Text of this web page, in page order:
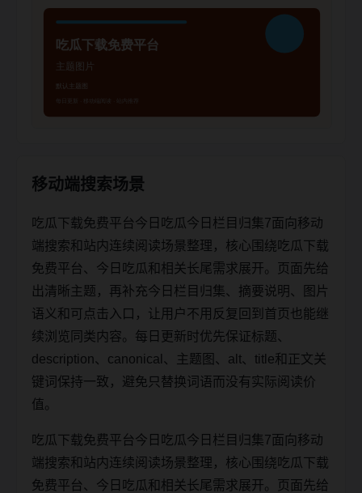
移动端搜索场景
吃瓜下载免费平台今日吃瓜今日栏目归集7面向移动
端搜索和站内连续阅读场景整理，核心围绕吃瓜下载
免费平台、今日吃瓜和相关长尾需求展开。页面先给
出清晰主题，再补充今日栏目归集、摘要说明、图片
语义和可点击入口，让用户不用反复回到首页也能继
续浏览同类内容。每日更新时优先保证标题、
description、canonical、主题图、alt、title和正文关
键词保持一致，避免只替换词语而没有实际阅读价
值。
吃瓜下载免费平台今日吃瓜今日栏目归集7面向移动
端搜索和站内连续阅读场景整理，核心围绕吃瓜下载
免费平台、今日吃瓜和相关长尾需求展开。页面先给